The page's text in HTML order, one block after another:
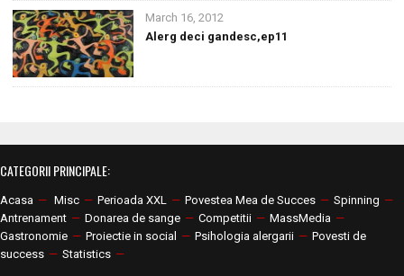
March 16, 2012
Alerg deci gandesc,ep11
CATEGORII PRINCIPALE:
Acasa — Misc — Perioada XXL — Povestea Mea de Succes — Spinning —
Antrenament — Donarea de sange — Competitii — MassMedia —
Gastronomie — Proiectie in social — Psihologia alergarii — Povesti de
success — Statistics —